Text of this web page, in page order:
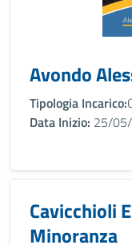
Avondo
Tipologia Incarico:
Data Inizio: 25/
Cavicchioli
Minoranza